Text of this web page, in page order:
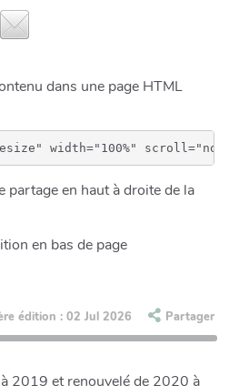
dans une page HTML
partage en haut à droite de la
en bas de page
édition : 02 Jul 2026 Partager
2019 et renouvelé de 2020 à